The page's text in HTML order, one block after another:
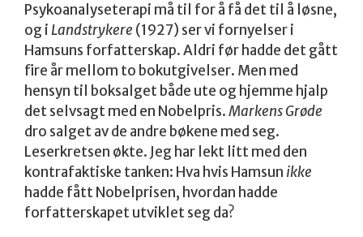
Psykoanalyseterapi må til for å få det til å løsne,
og i Landstrykere (1927) ser vi fornyelser i
Hamsuns forfatterskap. Aldri før hadde det gått
fire år mellom to bokutgivelser. Men med
hensyn til boksalget både ute og hjemme hjalp
det selvsagt med en Nobelpris.Markens Grøde
dro salget av de andre bøkene med seg.
Leserkretsen økte. Jeg har lekt litt med den
kontrafaktiske tanken: Hva hvis Hamsun ikke
hadde fått Nobelprisen, hvordan hadde
forfatterskapet utviklet seg da?